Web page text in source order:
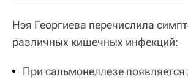
Нэя Георгиева перечислила
различных кишечных инфекций:
При сальмонеллезе